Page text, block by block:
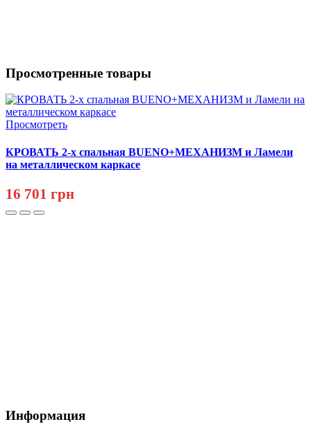
Просмотренные товары
Просмотреть
КРОВАТЬ 2-х спальная BUENO+МЕХАНИЗМ и Ламели
на металлическом каркасе
16 701 грн
Информация